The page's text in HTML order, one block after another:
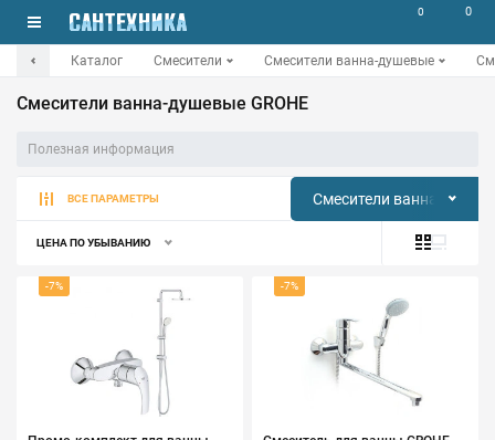
0 0
Каталог Смесители Смесители ванна-душевые
Смесители ванна-душевые GROHE
Полезная информация
ВСЕ ПАРАМЕТРЫ Смесители ванна-
ЦЕНА ПО УБЫВАНИЮ
-7% -7%